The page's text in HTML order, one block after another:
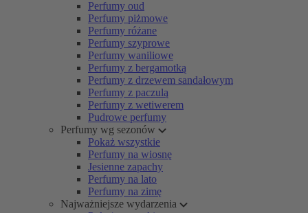
Perfumy oud
Perfumy piżmowe
Perfumy różane
Perfumy szyprowe
Perfumy waniliowe
Perfumy z bergamotką
Perfumy z drzewem sandałowym
Perfumy z paczulą
Perfumy z wetiwerem
Pudrowe perfumy
Perfumy wg sezonów
Pokaż wszystkie
Perfumy na wiosnę
Jesienne zapachy
Perfumy na lato
Perfumy na zimę
Najważniejsze wydarzenia